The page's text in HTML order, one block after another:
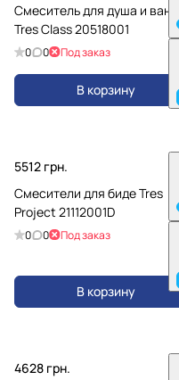
Смеситель для душа и ванны
Tres Class 20518001
0 0 Под заказ
В корзину
5512 грн.
Смесители для биде Tres
Project 21112001D
0 0 Под заказ
В корзину
4628 грн.